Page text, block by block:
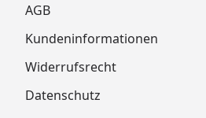
AGB
Kundeninformationen
Widerrufsrecht
Datenschutz